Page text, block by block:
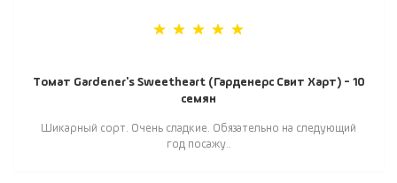
Томат Gardener's Sweetheart (Гарденерс Свит Харт) - 10
семян
Шикарный сорт. Очень сладкие. Обязательно на следующий
год посажу..